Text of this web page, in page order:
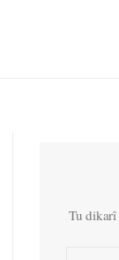
Tu dikarî